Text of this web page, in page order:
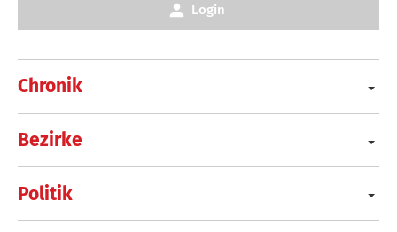
Chronik
Bezirke
Politik
Login